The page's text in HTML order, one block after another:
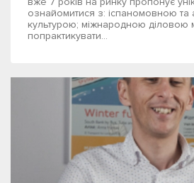
ознайомитися з: іспаномовною
культурою; міжнародною діловою
попрактикувати...